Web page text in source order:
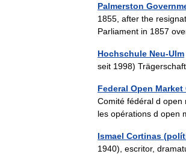
Palmerston
1855, after the
Parliament in 1857
Hochschule Neu-Ulm
seit 1998)
Federal Open Market
Comité fédéral d open
les opérations d
Ismael Cortinas
1940), escritor,